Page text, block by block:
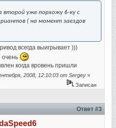
второй уже порхожу 6-ку с
( на момент заездов
всегда выигрывает )))
очень
когда вровень пришли
2008, 12:10:03 от Sergey »
Записан
Ответ #3